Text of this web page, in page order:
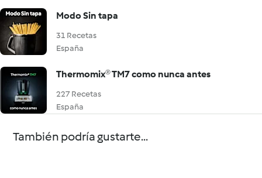
Modo Sin tapa
31 Recetas
España
Thermomix® TM7 como nunca antes
227 Recetas
España
También podría gustarte...